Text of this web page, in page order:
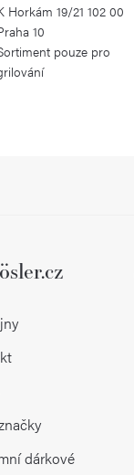
Horkám 19/21 102 00
10
pouze pro
dárkové